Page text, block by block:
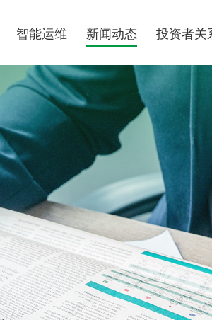
智能运维 新闻动态 投资者关